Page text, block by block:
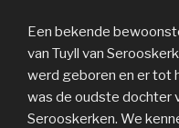
Een bekende
van Tuyll van
werd geboren en er tot
was de oudste dochter
Serooskerken. We